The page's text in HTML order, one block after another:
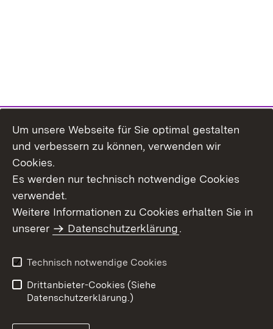
Themenübersicht
Barrierefreiheit
Um unsere Webseite für Sie optimal gestalten
und verbessern zu können, verwenden wir
Cookies.
Es werden nur technisch notwendige Cookies
verwendet.
Weitere Informationen zu Cookies erhalten Sie in
unserer
Datenschutzerklärung.
Technisch notwendige Cookies
Drittanbieter-Cookies (Siehe
Datenschutzerklärung.)